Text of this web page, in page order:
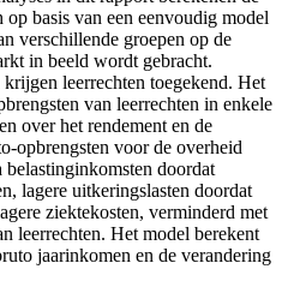
basis van een eenvoudig model
verschillende groepen op de
in beeld wordt gebracht.
leerrechten toegekend. Het
van leerrechten in enkele
over het rendement en de
opbrengsten voor de overheid
belastinginkomsten doordat
lagere uitkeringslasten doordat
ziektekosten, verminderd met
leerrechten. Het model berekent
jaarinkomen en de verandering